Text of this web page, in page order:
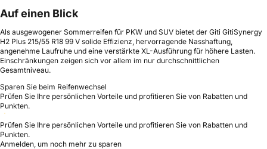
Auf einen Blick
Als ausgewogener Sommerreifen für PKW und SUV bietet der Giti GitiSynergy
H2 Plus 215/55 R18 99 V solide Effizienz, hervorragende Nasshaftung,
angenehme Laufruhe und eine verstärkte XL-Ausführung für höhere Lasten.
Einschränkungen zeigen sich vor allem im nur durchschnittlichen
Gesamtniveau.
Sparen Sie beim Reifenwechsel
Prüfen Sie Ihre persönlichen Vorteile und profitieren Sie von Rabatten und
Punkten.
Prüfen Sie Ihre persönlichen Vorteile und profitieren Sie von Rabatten und
Punkten.
Anmelden, um noch mehr zu sparen